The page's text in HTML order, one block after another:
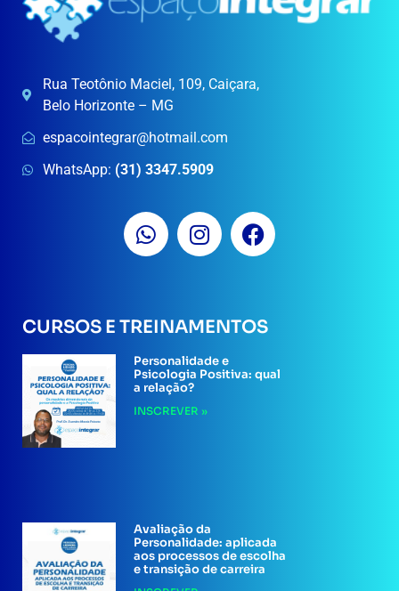
Rua Teotônio Maciel, 109, Caiçara,
Belo Horizonte – MG
espacointegrar@hotmail.com
WhatsApp: (31) 3347.5909
CURSOS E TREINAMENTOS
Personalidade e
Psicologia Positiva: qual
a relação?
INSCREVER »
Avaliação da
Personalidade: aplicada
aos processos de escolha
e transição de carreira